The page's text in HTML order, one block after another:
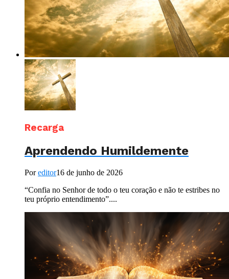
Recarga
Aprendendo Humildemente
Poreditor16 de junho de 2026
“Confia no Senhor de todo o teu coração e não te estribes no
teu próprio entendimento”....